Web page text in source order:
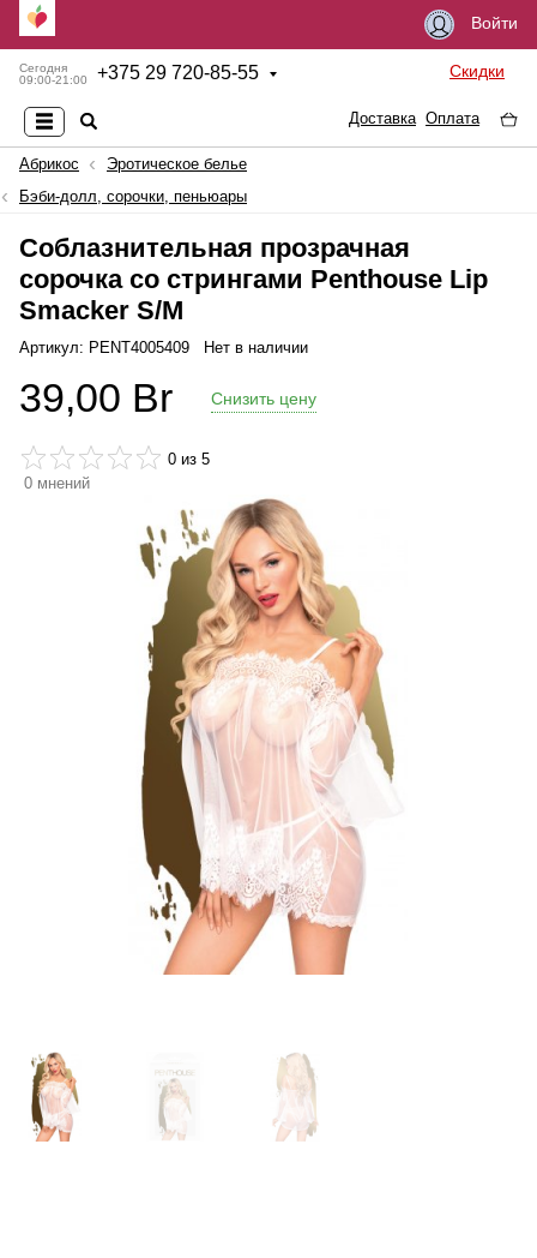
Войти
Сегодня
09:00-21:00
+375 29 720-85-55 Скидки
Доставка Оплата
Абрикос
Эротическое белье
Бэби-долл, сорочки, пеньюары
Соблазнительная прозрачная
сорочка со стрингами Penthouse Lip
Smacker S/M
Артикул: PENT4005409 Нет в наличии
39,00 Br Снизить цену
0 из 5
0 мнений